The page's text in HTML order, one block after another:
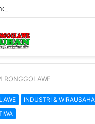
RONGGOLAWE
INDUSTRI & WIRAUSAHA